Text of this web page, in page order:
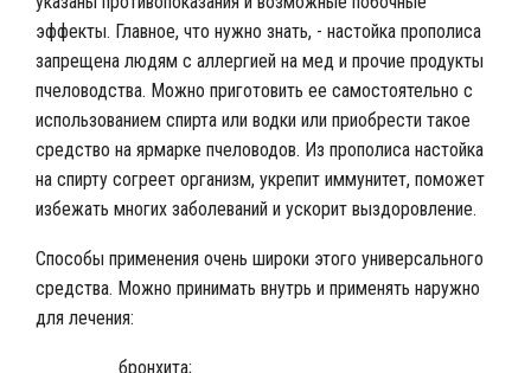
эффекты. Главное, что нужно знать, - настойка прополиса
запрещена людям с аллергией на мед и прочие продукты
пчеловодства. Можно приготовить ее самостоятельно с
использованием спирта или водки или приобрести такое
средство на ярмарке пчеловодов. Из прополиса настойка
на спирту согреет организм, укрепит иммунитет, поможет
избежать многих заболеваний и ускорит выздоровление.
Способы применения очень широки этого универсального
средства. Можно принимать внутрь и применять наружно
для лечения:
бронхита;